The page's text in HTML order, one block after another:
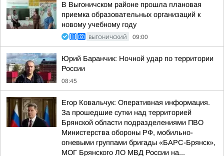
В Выгоничском районе прошла плановая
приемка образовательных организаций к
новому учебному году
ВЫГОНИЧСКИЙ 09:00
Юрий Баранчик: Ночной удар по территории
России
08:45
Егор Ковальчук: Оперативная информация.
За прошедшие сутки над территорией
Брянской области подразделениями ПВО
Министерства обороны РФ, мобильно-
огневыми группами бригады «БАРС-Брянск»,
МОГ Брянского ЛО МВД России на...